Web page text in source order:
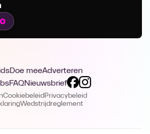
Doe meeAdverteren
FAQNieuwsbrief
Cookiebeleid Privacybeleid
Wedstrijdreglement